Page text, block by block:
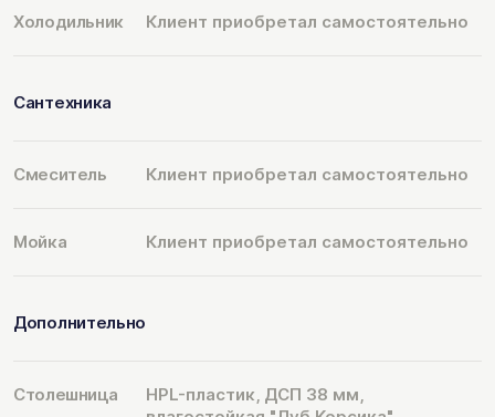
Холодильник Клиент приобретал самостоятельно
Сантехника
Смеситель Клиент приобретал самостоятельно
Мойка Клиент приобретал самостоятельно
Дополнительно
Столешница
HPL-пластик, ДСП 38 мм,